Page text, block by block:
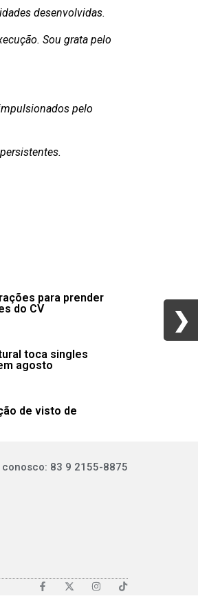
desenvolvidas.
Sou grata pelo
pelo
para prender
do CV
toca singles
agosto
de visto de
conosco: 83 9 2155-8875
❯
❯